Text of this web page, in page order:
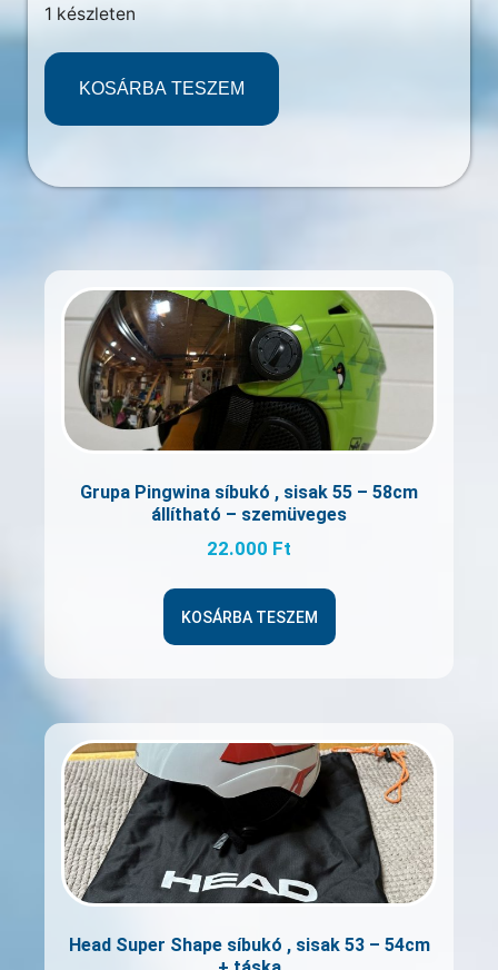
1 készleten
KOSÁRBA TESZEM
Grupa Pingwina síbukó , sisak 55 – 58cm
állítható – szemüveges
22.000 Ft
KOSÁRBA TESZEM
Head Super Shape síbukó , sisak 53 – 54cm